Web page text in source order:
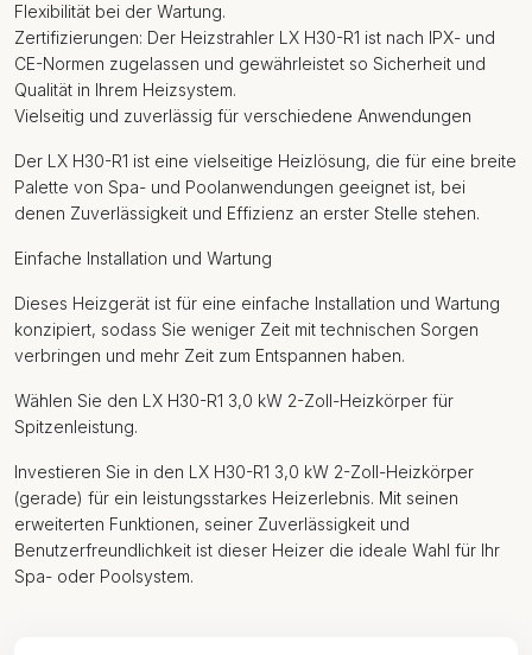
Flexibilität bei der Wartung.
Zertifizierungen: Der Heizstrahler LX H30-R1 ist nach IPX- und
CE-Normen zugelassen und gewährleistet so Sicherheit und
Qualität in Ihrem Heizsystem.
Vielseitig und zuverlässig für verschiedene Anwendungen
Der LX H30-R1 ist eine vielseitige Heizlösung, die für eine breite
Palette von Spa- und Poolanwendungen geeignet ist, bei
denen Zuverlässigkeit und Effizienz an erster Stelle stehen.
Einfache Installation und Wartung
Dieses Heizgerät ist für eine einfache Installation und Wartung
konzipiert, sodass Sie weniger Zeit mit technischen Sorgen
verbringen und mehr Zeit zum Entspannen haben.
Wählen Sie den LX H30-R1 3,0 kW 2-Zoll-Heizkörper für
Spitzenleistung.
Investieren Sie in den LX H30-R1 3,0 kW 2-Zoll-Heizkörper
(gerade) für ein leistungsstarkes Heizerlebnis. Mit seinen
erweiterten Funktionen, seiner Zuverlässigkeit und
Benutzerfreundlichkeit ist dieser Heizer die ideale Wahl für Ihr
Spa- oder Poolsystem.